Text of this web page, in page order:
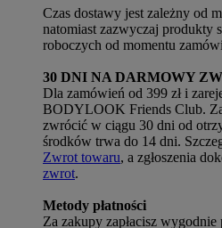
Czas dostawy jest zależny od
natomiast zazwyczaj produkty
roboczych od momentu
30 DNI NA DARMOWY
Dla zamówień od 399 zł i
BODYLOOK Friends Club.
zwrócić w ciągu 30 dni od
środków trwa do 14 dni.
Zwrot towaru, a zgłoszenia
zwrot.
Metody płatności
Za zakupy zapłacisz wygodnie